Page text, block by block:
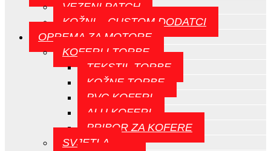
VEZENI PATCH
KOŽNI – CUSTOM DODATCI
OPREMA ZA MOTORE
KOFERI I TORBE
TEKSTIL TORBE
KOŽNE TORBE
PVC KOFERI
ALU KOFERI
PRIBOR ZA KOFERE
SVJETLA